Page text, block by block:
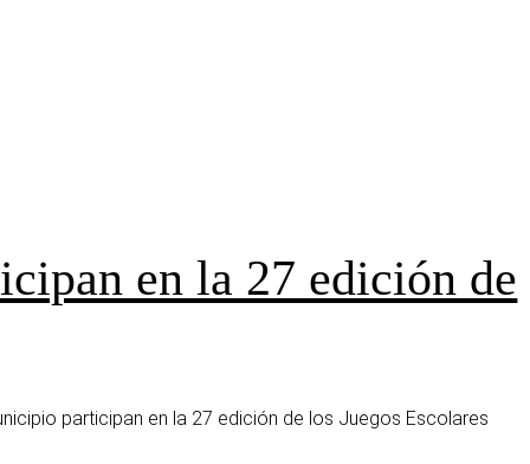
en la 27 edición de
participan en la 27 edición de los Juegos Escolares